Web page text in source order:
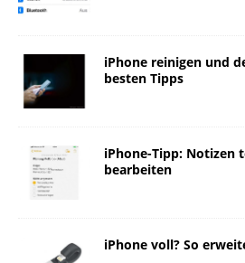
iPhone reinigen und
besten Tipps
iPhone-Tipp: Notizen
bearbeiten
iPhone voll? So